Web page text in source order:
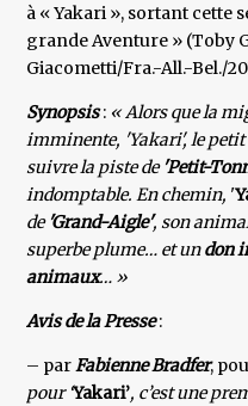
à « Yakari », sortant cette
grande Aventure » (Toby
Giacometti/Fra.-All.-Bel./
Synopsis: « Alors que la
imminente, 'Yakari', le petit
suivre la piste de 'Petit-
indomptable. En chemin, '
de 'Grand-Aigle', son
superbe plume… et undon
animaux… »
Avis de la Presse:
– parFabienne Bradfer,
pour ‘Yakari’, c’est une